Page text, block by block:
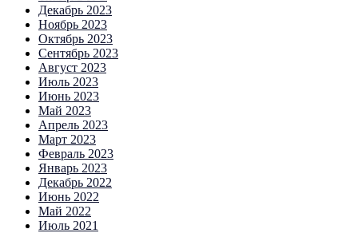
Декабрь 2023
Ноябрь 2023
Октябрь 2023
Сентябрь 2023
Август 2023
Июль 2023
Июнь 2023
Май 2023
Апрель 2023
Март 2023
Февраль 2023
Январь 2023
Декабрь 2022
Июнь 2022
Май 2022
Июль 2021